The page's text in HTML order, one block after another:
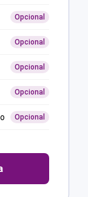
Opcional
Opcional
Opcional
Opcional
Opcional